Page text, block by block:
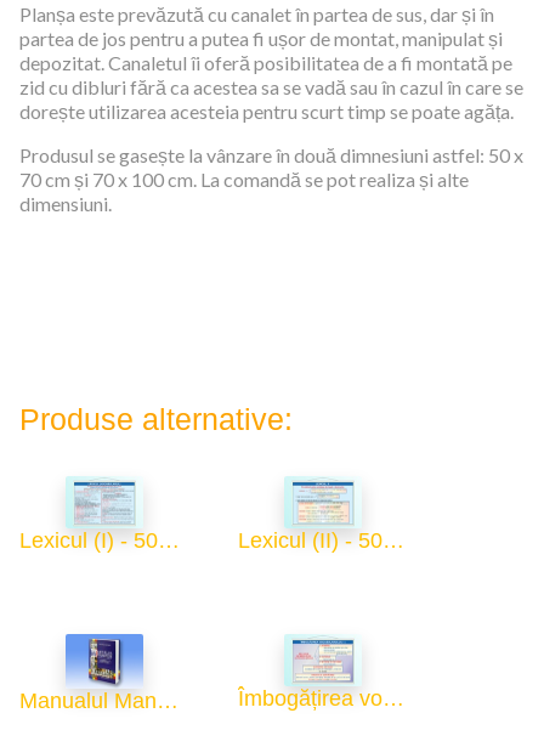
Planșa este prevăzută cu canalet în partea de sus, dar și în
partea de jos pentru a putea fi ușor de montat, manipulat și
depozitat. Canaletul îi oferă posibilitatea de a fi montată pe
zid cu dibluri fără ca acestea sa se vadă sau în cazul în care se
dorește utilizarea acesteia pentru scurt timp se poate agăța.
Produsul se gasește la vânzare în două dimnesiuni astfel: 50 x
70 cm și 70 x 100 cm. La comandă se pot realiza și alte
dimensiuni.
Produse alternative:
Lexicul (I) - 50x70 Lexicul (II) - 50x70
Manualul Manualelor Îmbogățirea vocabularului (I) - 50x70